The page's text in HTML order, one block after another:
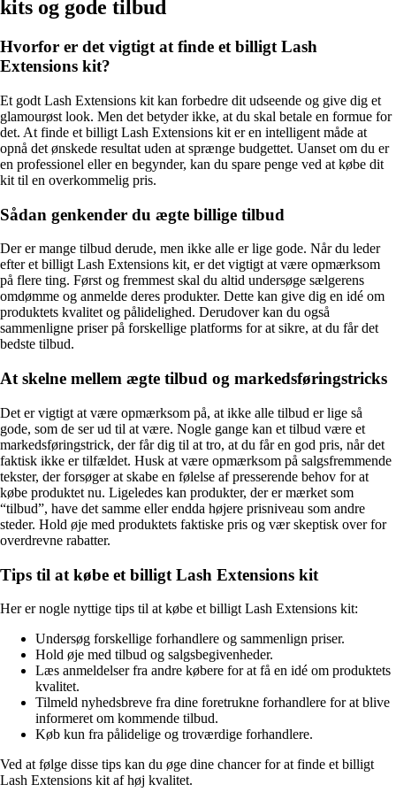
kits og gode tilbud
Hvorfor er det vigtigt at finde et billigt Lash
Extensions kit?
Et godt Lash Extensions kit kan forbedre dit udseende og give dig et
glamourøst look. Men det betyder ikke, at du skal betale en formue for
det. At finde et billigt Lash Extensions kit er en intelligent måde at
opnå det ønskede resultat uden at sprænge budgettet. Uanset om du er
en professionel eller en begynder, kan du spare penge ved at købe dit
kit til en overkommelig pris.
Sådan genkender du ægte billige tilbud
Der er mange tilbud derude, men ikke alle er lige gode. Når du leder
efter et billigt Lash Extensions kit, er det vigtigt at være opmærksom
på flere ting. Først og fremmest skal du altid undersøge sælgerens
omdømme og anmelde deres produkter. Dette kan give dig en idé om
produktets kvalitet og pålidelighed. Derudover kan du også
sammenligne priser på forskellige platforms for at sikre, at du får det
bedste tilbud.
At skelne mellem ægte tilbud og markedsføringstricks
Det er vigtigt at være opmærksom på, at ikke alle tilbud er lige så
gode, som de ser ud til at være. Nogle gange kan et tilbud være et
markedsføringstrick, der får dig til at tro, at du får en god pris, når det
faktisk ikke er tilfældet. Husk at være opmærksom på salgsfremmende
tekster, der forsøger at skabe en følelse af presserende behov for at
købe produktet nu. Ligeledes kan produkter, der er mærket som
“tilbud”, have det samme eller endda højere prisniveau som andre
steder. Hold øje med produktets faktiske pris og vær skeptisk over for
overdrevne rabatter.
Tips til at købe et billigt Lash Extensions kit
Her er nogle nyttige tips til at købe et billigt Lash Extensions kit:
Undersøg forskellige forhandlere og sammenlign priser.
Hold øje med tilbud og salgsbegivenheder.
Læs anmeldelser fra andre købere for at få en idé om produktets
kvalitet.
Tilmeld nyhedsbreve fra dine foretrukne forhandlere for at blive
informeret om kommende tilbud.
Køb kun fra pålidelige og troværdige forhandlere.
Ved at følge disse tips kan du øge dine chancer for at finde et billigt
Lash Extensions kit af høj kvalitet.